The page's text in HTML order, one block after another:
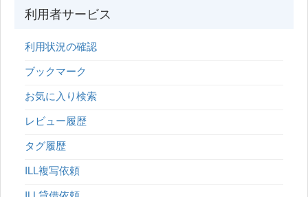
利用者サービス
利用状況の確認
ブックマーク
お気に入り検索
レビュー履歴
タグ履歴
ILL複写依頼